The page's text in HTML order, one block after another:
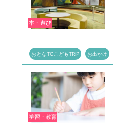
本・遊び
おとなTOこどもTRiP お出かけ
学習・教育